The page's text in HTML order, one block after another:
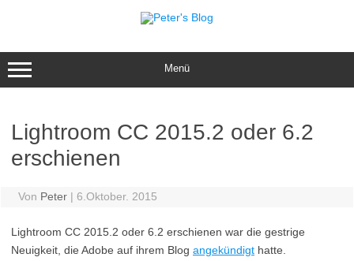
Menü
Lightroom CC 2015.2 oder 6.2
erschienen
Von Peter | 6.Oktober. 2015
Lightroom CC 2015.2 oder 6.2 erschienen war die gestrige
Neuigkeit, die Adobe auf ihrem Blog angekündigt hatte.